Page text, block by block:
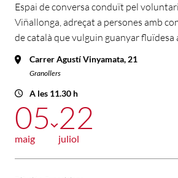
Espai de conversa conduït pel
Viñallonga, adreçat a persones amb
de català que vulguin guanyar
Carrer Agustí Vinyamata, 21
Granollers
A les 11.30 h
05
maig
22
juliol